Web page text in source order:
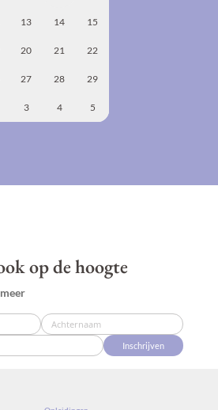
13 14 15
20 21 22
27 28 29
3 4 5
op de hoogte
Inschrijven